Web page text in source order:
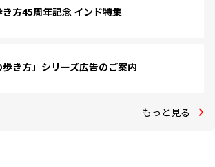
方45周年記念 インド特集
歩き方」シリーズ広告のご案内
もっと見る